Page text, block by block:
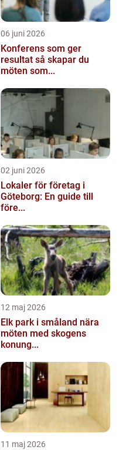
06 juni 2026
Konferens som ger
resultat så skapar du
möten som...
02 juni 2026
Lokaler för företag i
Göteborg: En guide till
före...
12 maj 2026
Elk park i småland nära
möten med skogens
konung...
11 maj 2026